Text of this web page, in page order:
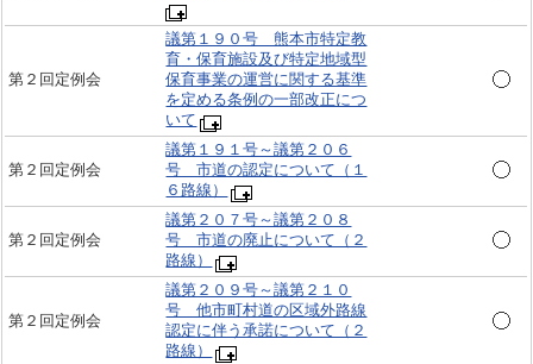
第２回定例会
議第１９０号 熊本市特定教
育・保育施設及び特定地域型
保育事業の運営に関する基準
を定める条例の一部改正につ
いて
第２回定例会
議第１９１号～議第２０６
号 市道の認定について（１
６路線）
第２回定例会
議第２０７号～議第２０８
号 市道の廃止について（２
路線）
第２回定例会
議第２０９号～議第２１０
号 他市町村道の区域外路線
認定に伴う承諾について（２
路線）